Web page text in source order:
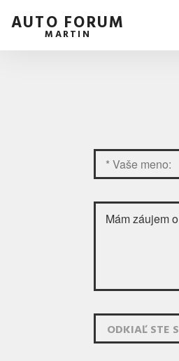
AUTO FORUM
MARTIN
ODKIAĽ STE